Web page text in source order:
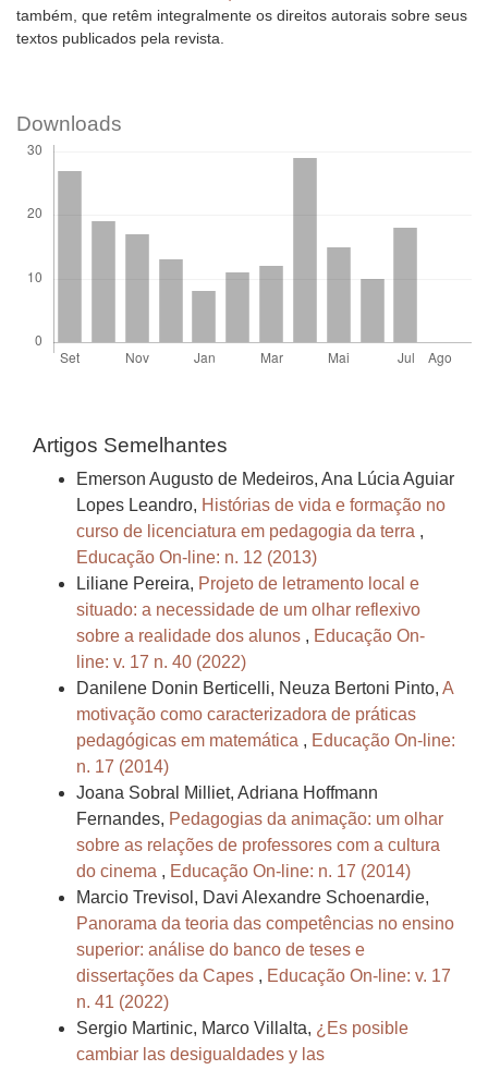
também, que retêm integralmente os direitos autorais sobre seus
textos publicados pela revista.
Downloads
Artigos Semelhantes
Emerson Augusto de Medeiros, Ana Lúcia Aguiar
Lopes Leandro, Histórias de vida e formação no
curso de licenciatura em pedagogia da terra ,
Educação On-line: n. 12 (2013)
Liliane Pereira, Projeto de letramento local e
situado: a necessidade de um olhar reflexivo
sobre a realidade dos alunos , Educação On-
line: v. 17 n. 40 (2022)
Danilene Donin Berticelli, Neuza Bertoni Pinto, A
motivação como caracterizadora de práticas
pedagógicas em matemática , Educação On-line:
n. 17 (2014)
Joana Sobral Milliet, Adriana Hoffmann
Fernandes, Pedagogias da animação: um olhar
sobre as relações de professores com a cultura
do cinema , Educação On-line: n. 17 (2014)
Marcio Trevisol, Davi Alexandre Schoenardie,
Panorama da teoria das competências no ensino
superior: análise do banco de teses e
dissertações da Capes , Educação On-line: v. 17
n. 41 (2022)
Sergio Martinic, Marco Villalta, ¿Es posible
cambiar las desigualdades y las